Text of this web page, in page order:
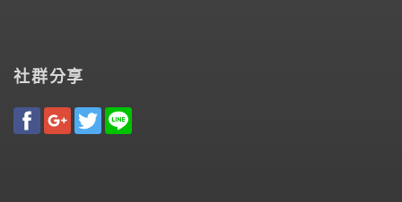
社群分享